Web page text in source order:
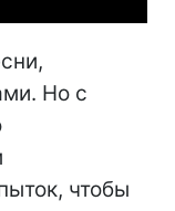
Но с
чтобы